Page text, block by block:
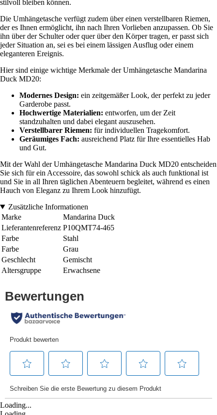
stilvoll bleiben können.
Die Umhängetasche verfügt zudem über einen verstellbaren Riemen,
der es Ihnen ermöglicht, ihn nach Ihren Vorlieben anzupassen. Ob Sie
ihn über der Schulter oder quer über den Körper tragen, er passt sich
jeder Situation an, sei es bei einem lässigen Ausflug oder einem
eleganteren Ereignis.
Hier sind einige wichtige Merkmale der Umhängetasche Mandarina
Duck MD20:
Modernes Design: ein zeitgemäßer Look, der perfekt zu jeder
Garderobe passt.
Hochwertige Materialien: entworfen, um der Zeit
standzuhalten und dabei elegant auszusehen.
Verstellbarer Riemen: für individuellen Tragekomfort.
Geräumiges Fach: ausreichend Platz für Ihre essentielles Hab
und Gut.
Mit der Wahl der Umhängetasche Mandarina Duck MD20 entscheiden
Sie sich für ein Accessoire, das sowohl schick als auch funktional ist
und Sie in all Ihren täglichen Abenteuern begleitet, während es einen
Hauch von Eleganz zu Ihrem Look hinzufügt.
Zusätzliche Informationen
Marke
Mandarina Duck
Lieferantenreferenz P10QMT74-465
Farbe
Stahl
Farbe
Grau
Geschlecht
Gemischt
Altersgruppe
Erwachsene
Loading...